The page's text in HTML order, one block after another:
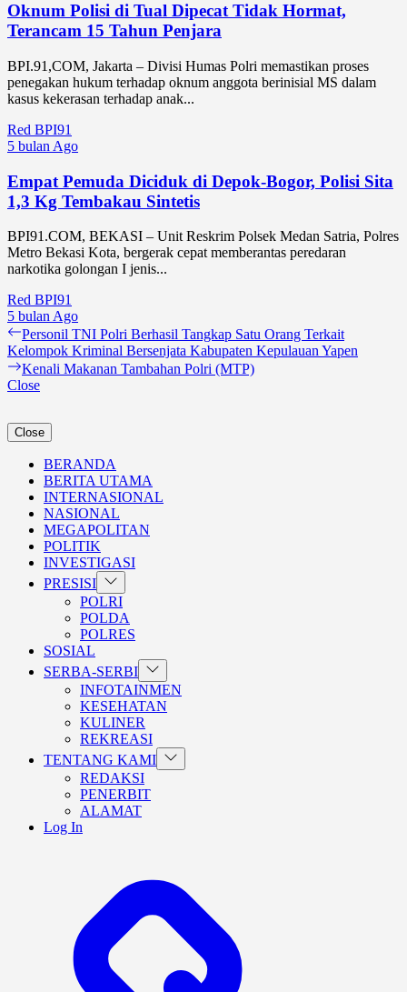
Oknum Polisi di Tual Dipecat Tidak Hormat,
Terancam 15 Tahun Penjara
BPI.91,COM, Jakarta – Divisi Humas Polri memastikan proses
penegakan hukum terhadap oknum anggota berinisial MS dalam
kasus kekerasan terhadap anak...
Red BPI91
5 bulan Ago
Empat Pemuda Diciduk di Depok-Bogor, Polisi Sita
1,3 Kg Tembakau Sintetis
BPI91.COM, BEKASI – Unit Reskrim Polsek Medan Satria, Polres
Metro Bekasi Kota, bergerak cepat memberantas peredaran
narkotika golongan I jenis...
Red BPI91
5 bulan Ago
Navigasi
pos
Previous
post:
Personil TNI Polri Berhasil Tangkap Satu Orang Terkait
Kelompok Kriminal Bersenjata Kabupaten Kepulauan Yapen
Next
post:
Kenali Makanan Tambahan Polri (MTP)
Close
Close
BERANDA
BERITA UTAMA
INTERNASIONAL
NASIONAL
MEGAPOLITAN
POLITIK
INVESTIGASI
PRESISI Show
sub
menu
POLRI
POLDA
POLRES
SOSIAL
SERBA-SERBI Show
sub
menu
INFOTAINMEN
KESEHATAN
KULINER
REKREASI
TENTANG KAMI Show
sub
REDAKSI
PENERBIT
ALAMAT
Log In